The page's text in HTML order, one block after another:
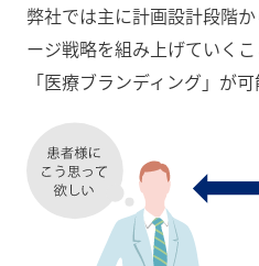
弊社では主に計画設計段階
ージ戦略を組み上げていく
「医療ブランディング」が可